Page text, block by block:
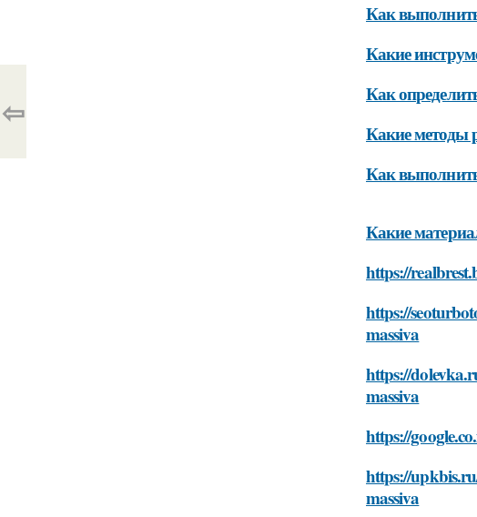
Как
Какие
Как
Какие методы
Как
Какие
https://
https://
massiva
https://
massiva
https://
https://
massiva
⇦